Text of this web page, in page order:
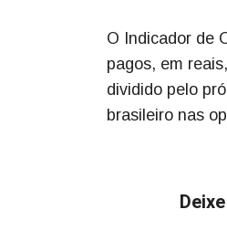
O Indicador de
pagos, em
dividido pelo
brasileiro nas